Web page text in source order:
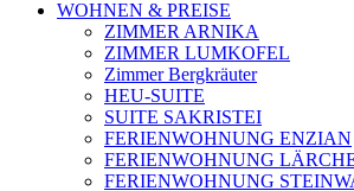
WOHNEN & PREISE
ZIMMER ARNIKA
ZIMMER LUMKOFEL
Zimmer Bergkräuter
HEU-SUITE
SUITE SAKRISTEI
FERIENWOHNUNG ENZIAN
FERIENWOHNUNG
FERIENWOHNUNG